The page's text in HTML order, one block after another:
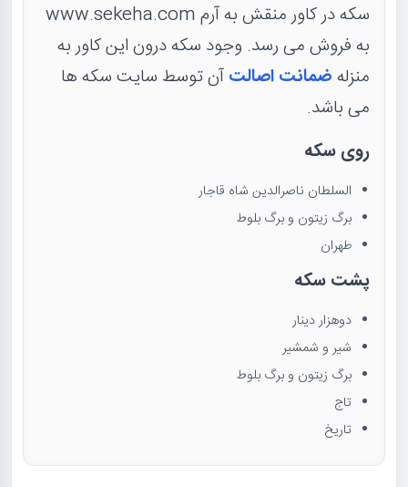
سکه در کاور منقش به آرم www.sekeha.com
به فروش می رسد. وجود سکه درون این کاور به
منزلهضمانت اصالتآن توسط سایت سکه ها
می باشد.
روی سکه
السلطان ناصرالدین شاه قاجار
برگ زیتون و برگ بلوط
طهران
پشت سکه
دوهزار دینار
شیر و شمشیر
برگ زیتون و برگ بلوط
تاج
تاریخ